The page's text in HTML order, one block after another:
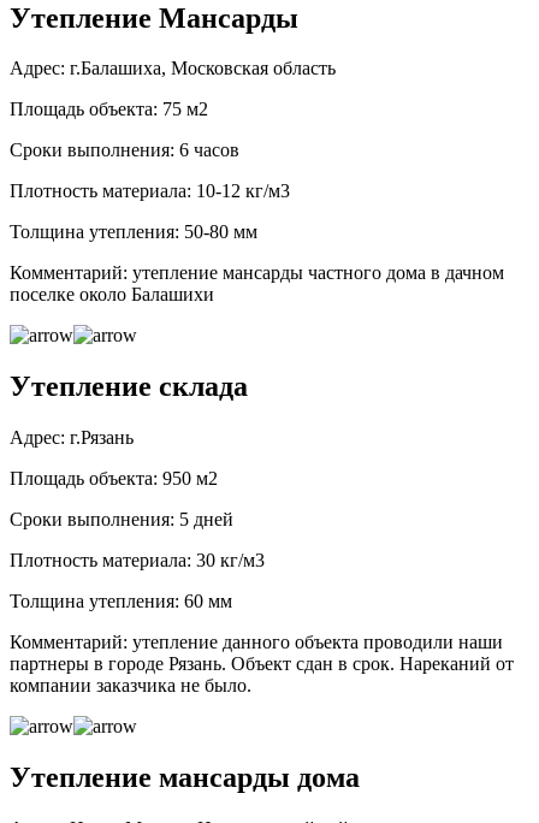
Утепление Мансарды
Адрес: г.Балашиха, Московская область
Площадь объекта: 75 м2
Сроки выполнения: 6 часов
Плотность материала: 10-12 кг/м3
Толщина утепления: 50-80 мм
Комментарий: утепление мансарды частного дома в дачном
поселке около Балашихи
Утепление склада
Адрес: г.Рязань
Площадь объекта: 950 м2
Сроки выполнения: 5 дней
Плотность материала: 30 кг/м3
Толщина утепления: 60 мм
Комментарий: утепление данного объекта проводили наши
партнеры в городе Рязань. Объект сдан в срок. Нареканий от
компании заказчика не было.
Утепление мансарды дома